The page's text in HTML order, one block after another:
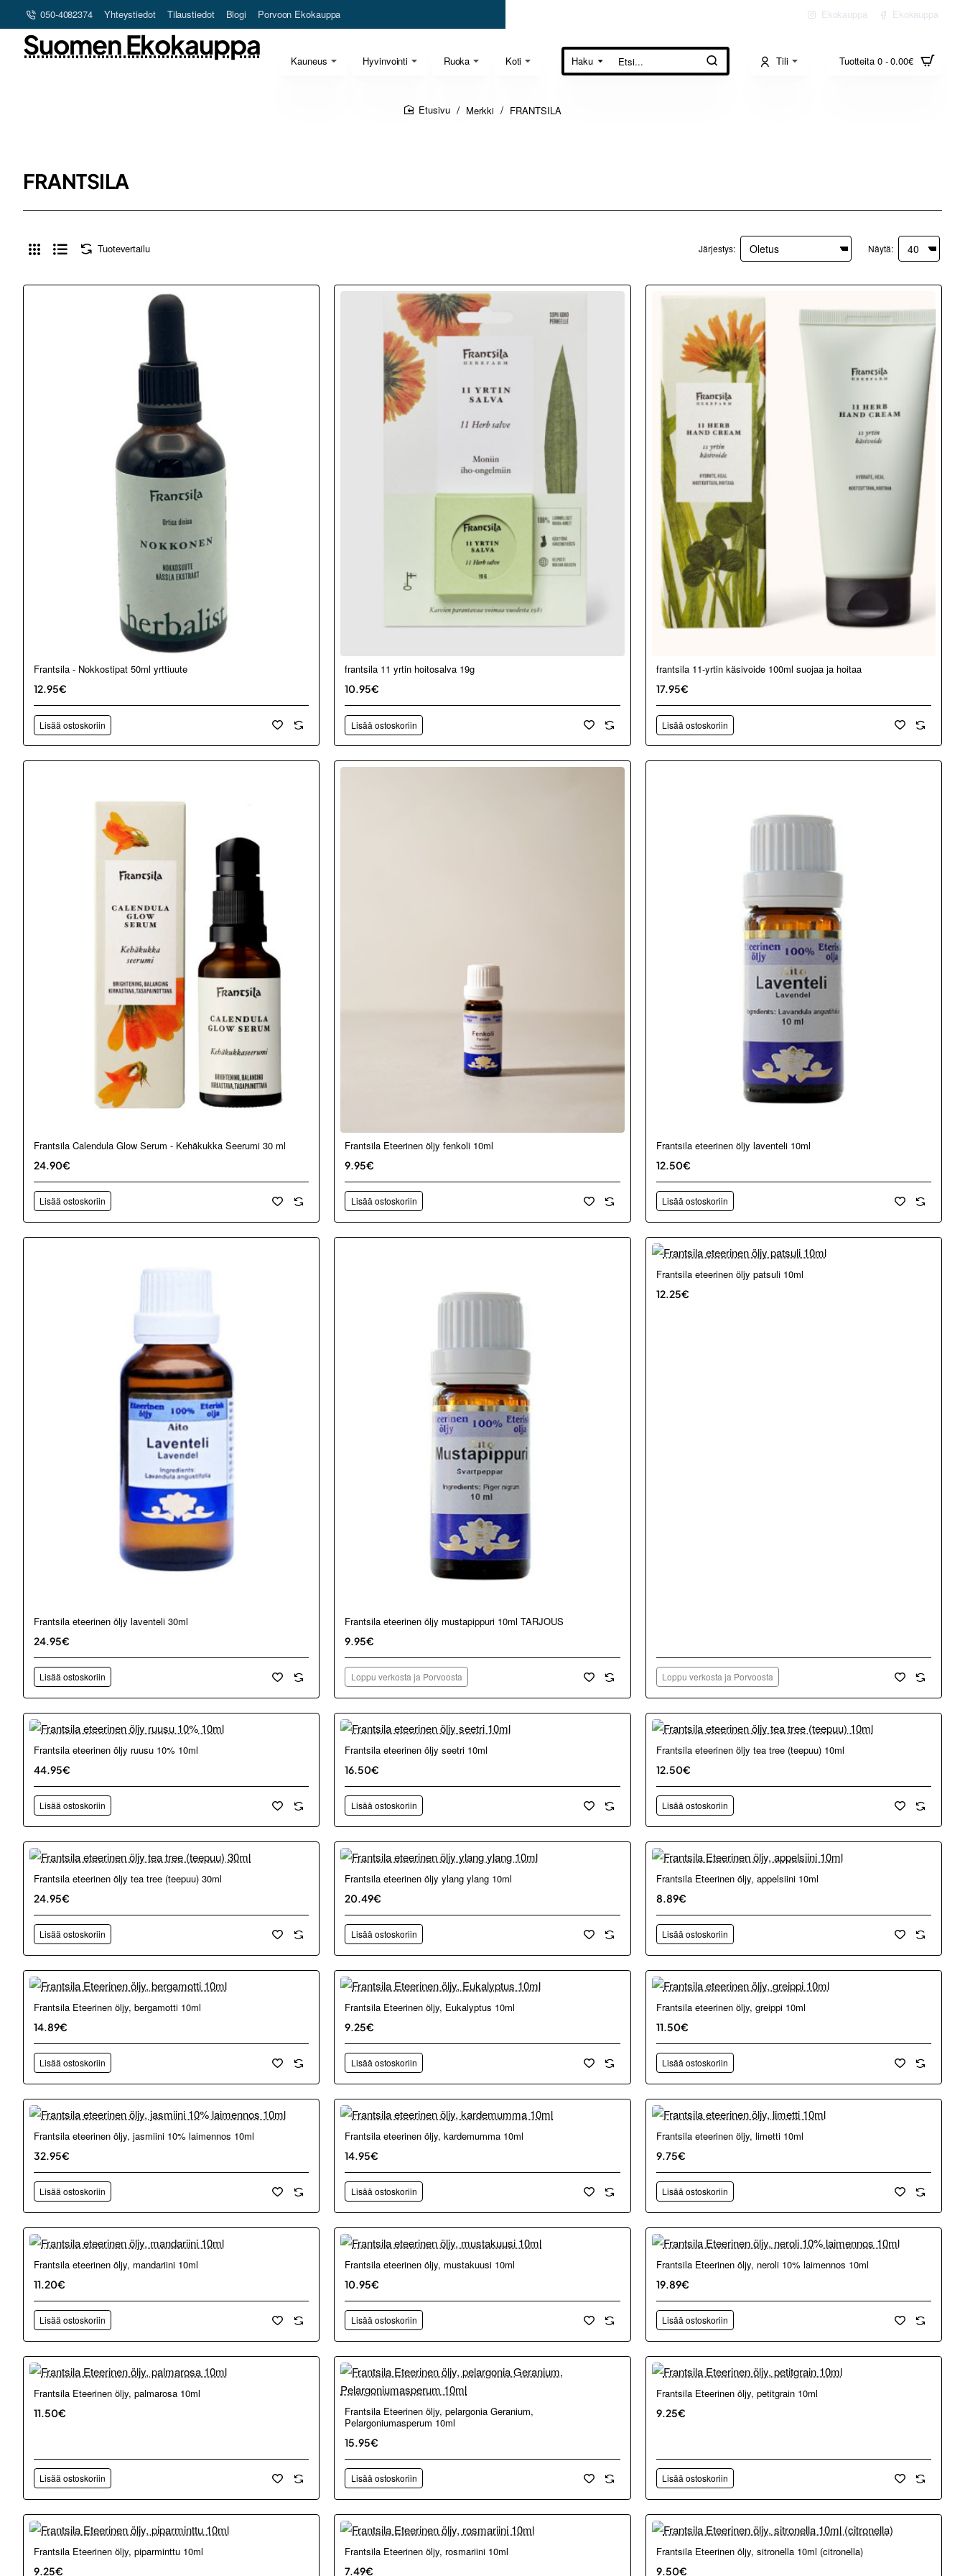
050-4082374 Yhteystiedot Tilaustiedot Blogi Porvoon Ekokauppa Ekokauppa Ekokauppa
Kauneus Hyvinvointi Ruoka Koti
Suomen Ekokauppa
Haku
Etsi... Tili Tuotteita 0 - 0.00€
Merkki FRANTSILA
FRANTSILA
Tuotevertailu Järjestys: Näytä:
Frantsila - Nokkostipat 50ml yrttiuute
12.95€
Lisää ostoskoriin
frantsila 11 yrtin hoitosalva 19g
10.95€
Lisää ostoskoriin
frantsila 11-yrtin käsivoide 100ml suojaa ja hoitaa
17.95€
Lisää ostoskoriin
Frantsila Calendula Glow Serum - Kehäkukka Seerumi 30 ml
24.90€
Lisää ostoskoriin
Frantsila Eteerinen öljy fenkoli 10ml
9.95€
Lisää ostoskoriin
Frantsila eteerinen öljy laventeli 10ml
12.50€
Lisää ostoskoriin
Frantsila eteerinen öljy laventeli 30ml
24.95€
Lisää ostoskoriin
Loppu verkosta ja Porvoosta
Frantsila eteerinen öljy mustapippuri 10ml TARJOUS
9.95€
Loppu verkosta ja Porvoosta
Loppu verkosta ja Porvoosta
Frantsila eteerinen öljy patsuli 10ml
12.25€
Loppu verkosta ja Porvoosta
Frantsila eteerinen öljy ruusu 10% 10ml
44.95€
Lisää ostoskoriin
Frantsila eteerinen öljy seetri 10ml
16.50€
Lisää ostoskoriin
Frantsila eteerinen öljy tea tree (teepuu) 10ml
12.50€
Lisää ostoskoriin
Frantsila eteerinen öljy tea tree (teepuu) 30ml
24.95€
Lisää ostoskoriin
Frantsila eteerinen öljy ylang ylang 10ml
20.49€
Lisää ostoskoriin
Frantsila Eteerinen öljy, appelsiini 10ml
8.89€
Lisää ostoskoriin
Frantsila Eteerinen öljy, bergamotti 10ml
14.89€
Lisää ostoskoriin
Frantsila Eteerinen öljy, Eukalyptus 10ml
9.25€
Lisää ostoskoriin
Frantsila eteerinen öljy, greippi 10ml
11.50€
Lisää ostoskoriin
Frantsila eteerinen öljy, jasmiini 10% laimennos 10ml
32.95€
Lisää ostoskoriin
Frantsila eteerinen öljy, kardemumma 10ml
14.95€
Lisää ostoskoriin
Frantsila eteerinen öljy, limetti 10ml
9.75€
Lisää ostoskoriin
Frantsila eteerinen öljy, mandariini 10ml
11.20€
Lisää ostoskoriin
Frantsila eteerinen öljy, mustakuusi 10ml
10.95€
Lisää ostoskoriin
Frantsila Eteerinen öljy, neroli 10% laimennos 10ml
19.89€
Lisää ostoskoriin
Frantsila Eteerinen öljy, palmarosa 10ml
11.50€
Lisää ostoskoriin
Frantsila Eteerinen öljy, pelargonia Geranium,
Pelargoniumasperum 10ml
15.95€
Lisää ostoskoriin
Frantsila Eteerinen öljy, petitgrain 10ml
9.25€
Lisää ostoskoriin
Frantsila Eteerinen öljy, piparminttu 10ml
9.25€
Frantsila Eteerinen öljy, rosmariini 10ml
7.49€
Frantsila Eteerinen öljy, sitronella 10ml (citronella)
9.50€